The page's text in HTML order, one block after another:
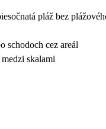
pláž bez
schodoch cez areál
skalami